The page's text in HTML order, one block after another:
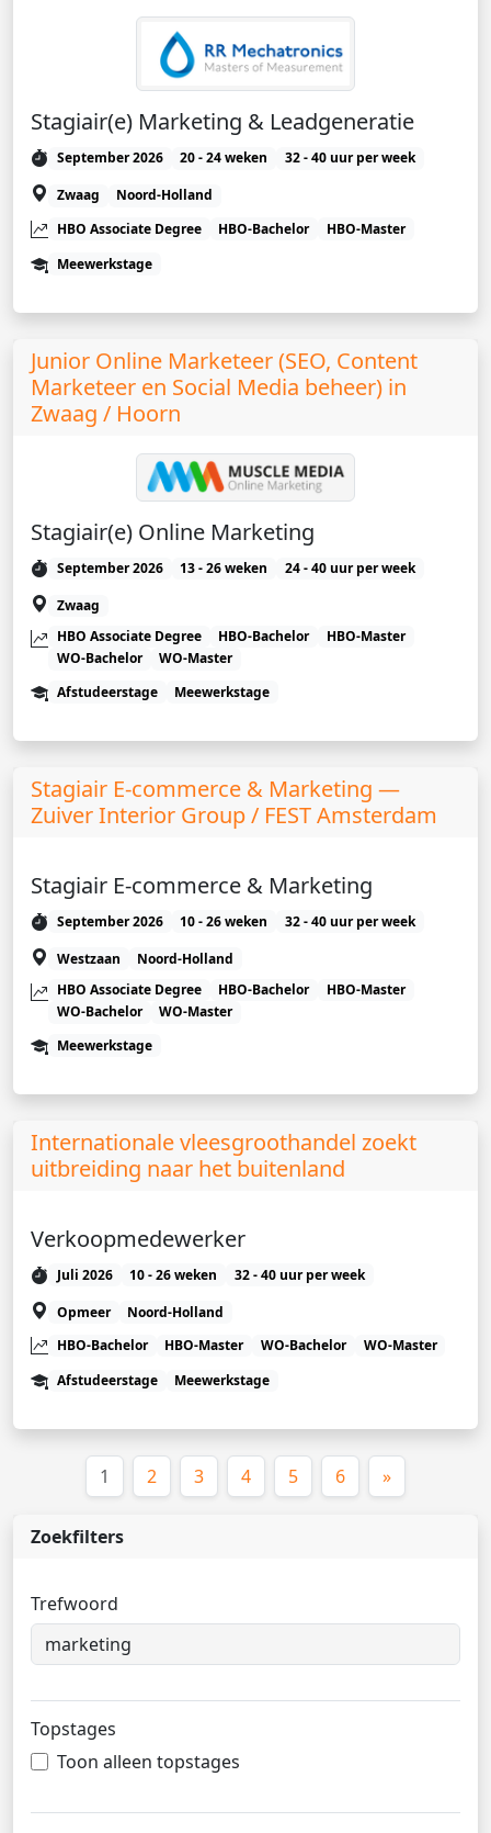
Zoekfilters
Trefwoord
Topstages
Toon alleen topstages
Stagiair(e) Marketing & Leadgeneratie
September 2026 20 - 24 weken
32 - 40 uur per week
Zwaag
Noord-Holland
HBO Associate Degree
HBO-Bachelor
HBO-Master
Meewerkstage
Junior Online Marketeer (SEO, Content
Marketeer en Social Media beheer) in
Zwaag / Hoorn
Stagiair(e) Online Marketing
September 2026 13 - 26 weken
24 - 40 uur per week
Zwaag
HBO Associate Degree
HBO-Bachelor
HBO-Master
WO-Bachelor
WO-Master
Afstudeerstage
Meewerkstage
Stagiair E-commerce & Marketing —
Zuiver Interior Group / FEST Amsterdam
Stagiair E-commerce & Marketing
September 2026 10 - 26 weken
32 - 40 uur per week
Westzaan
Noord-Holland
HBO Associate Degree
HBO-Bachelor
HBO-Master
WO-Bachelor
WO-Master
Meewerkstage
Internationale vleesgroothandel zoekt
uitbreiding naar het buitenland
Verkoopmedewerker
Juli 2026 10 - 26 weken
32 - 40 uur per week
Opmeer
Noord-Holland
HBO-Bachelor
HBO-Master WO-Bachelor
WO-Master
Afstudeerstage
Meewerkstage
1 (huidige)
2 3 4 5 6 »